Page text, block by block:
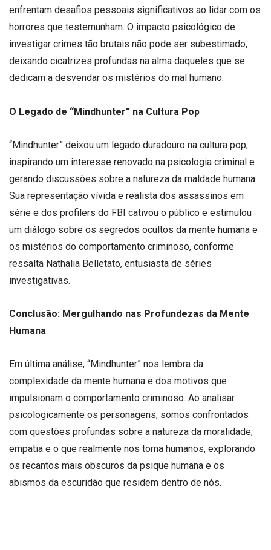
enfrentam desafios pessoais significativos ao lidar com os
horrores que testemunham. O impacto psicológico de
investigar crimes tão brutais não pode ser subestimado,
deixando cicatrizes profundas na alma daqueles que se
dedicam a desvendar os mistérios do mal humano.
O Legado de “Mindhunter” na Cultura Pop
“Mindhunter” deixou um legado duradouro na cultura pop,
inspirando um interesse renovado na psicologia criminal e
gerando discussões sobre a natureza da maldade humana.
Sua representação vívida e realista dos assassinos em
série e dos profilers do FBI cativou o público e estimulou
um diálogo sobre os segredos ocultos da mente humana e
os mistérios do comportamento criminoso, conforme
ressalta Nathalia Belletato, entusiasta de séries
investigativas.
Conclusão: Mergulhando nas Profundezas da Mente
Humana
Em última análise, “Mindhunter” nos lembra da
complexidade da mente humana e dos motivos que
impulsionam o comportamento criminoso. Ao analisar
psicologicamente os personagens, somos confrontados
com questões profundas sobre a natureza da moralidade,
empatia e o que realmente nos torna humanos, explorando
os recantos mais obscuros da psique humana e os
abismos da escuridão que residem dentro de nós.